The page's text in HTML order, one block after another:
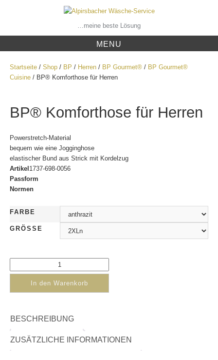
…meine beste Lösung
MENU
Startseite/ Shop/ BP / Herren/ BP Gourmet®/ BP Gourmet®
Cuisine/ BP® Komforthose für Herren
BP® Komforthose für Herren
Powerstretch-Material
bequem wie eine Jogginghose
elastischer Bund aus Strick mit Kordelzug
Artikel 1737-698-0056
Passform
Normen
FARBE
GRÖSSE
In den Warenkorb
BESCHREIBUNG
ZUSÄTZLICHE INFORMATIONEN